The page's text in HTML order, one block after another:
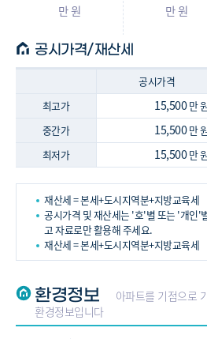
만 원 만 원
공시가격/재산세
공시가격
최고가
15,500만 원
중간가
15,500만 원
최저가
15,500만 원
재산세 = 본세+도시지역분+지방교육세
공시가격 및 재산세는 '호'별 또는 '개인'
고 자료로만 활용해 주세요.
재산세 = 본세+도시지역분+지방교육세
환경정보
아파트를 기점으로
환경정보입니다